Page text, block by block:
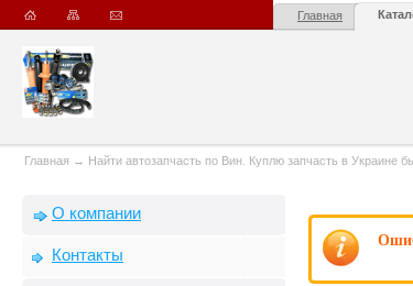
Главная
Главная → Найти автозапчасть по Вин. Куплю запчасть в Украине
О компании
Контакты